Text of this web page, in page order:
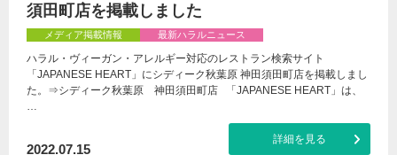
須田町店を掲載しました
メディア掲載情報 最新ハラルニュース
ハラル・ヴィーガン・アレルギー対応のレストラン検索サイト
「JAPANESE HEART」にシディーク秋葉原 神田須田町店を掲載しまし
た。⇒シディーク秋葉原 神田須田町店 「JAPANESE HEART」は、
2022.07.15
詳細を見る